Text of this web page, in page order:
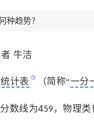
种趋势？
牛洁
计表 （简称“一分
分数线为459 ，物理